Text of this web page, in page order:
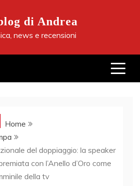
di Andrea
news e recensioni
Home
del doppiaggio: la speaker
con l’Anello d’Oro come
della tv